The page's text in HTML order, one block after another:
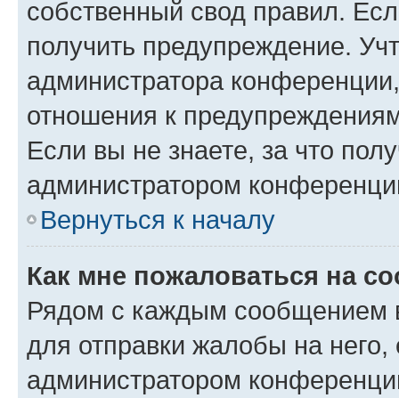
собственный свод правил.
получить предупреждение.
администратора
отношения к
Если вы не знаете, за что
администратором
Вернуться к началу
Как мне пожаловаться на
Рядом с каждым сообщением
для отправки жалобы на
администратором